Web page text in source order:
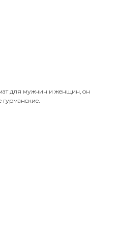
для мужчин и женщин, он
гурманские.